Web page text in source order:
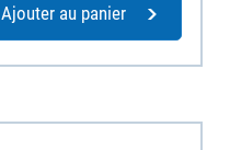
Ajouter au panier